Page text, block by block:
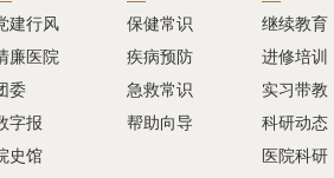
建行风
廉医院
委
字报
史馆
保健常识
疾病预防
急救常识
帮助向导
继续教育
进修培训
实习带教
科研动态
医院科研